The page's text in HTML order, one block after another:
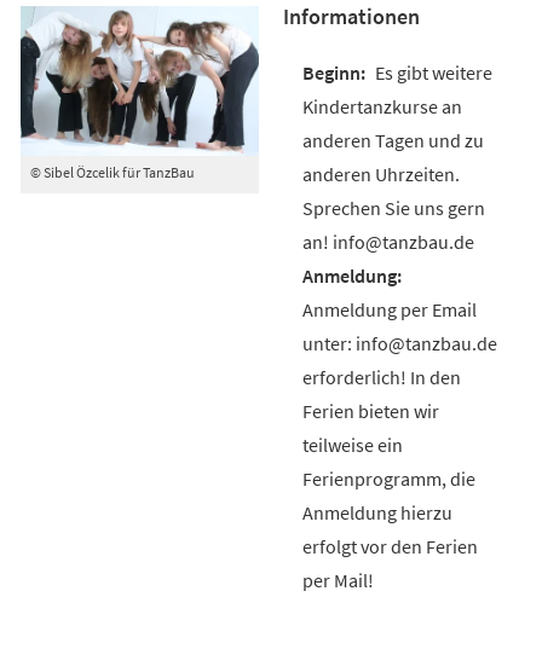
© Sibel Özcelik für TanzBau
Informationen
Es gibt weitere
Kindertanzkurse an
anderen Tagen und zu
anderen Uhrzeiten.
Sprechen Sie uns gern
an! info@tanzbau.de
Anmeldung per Email
unter: info@tanzbau.de
erforderlich! In den
Ferien bieten wir
teilweise ein
Ferienprogramm, die
Anmeldung hierzu
erfolgt vor den Ferien
per Mail!